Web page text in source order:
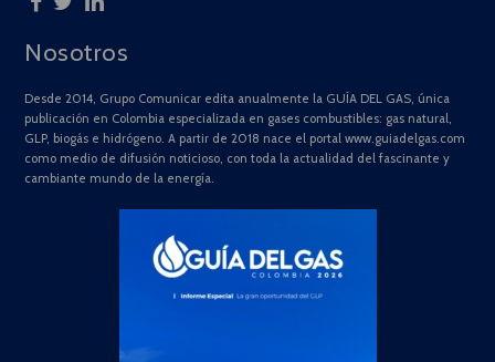
Nosotros
Desde 2014, Grupo Comunicar edita anualmente la GUÍA DEL GAS, única
publicación en Colombia especializada en gases combustibles: gas natural,
GLP, biogás e hidrógeno. A partir de 2018 nace el portal www.guiadelgas.com
como medio de difusión noticioso, con toda la actualidad del fascinante y
cambiante mundo de la energía.